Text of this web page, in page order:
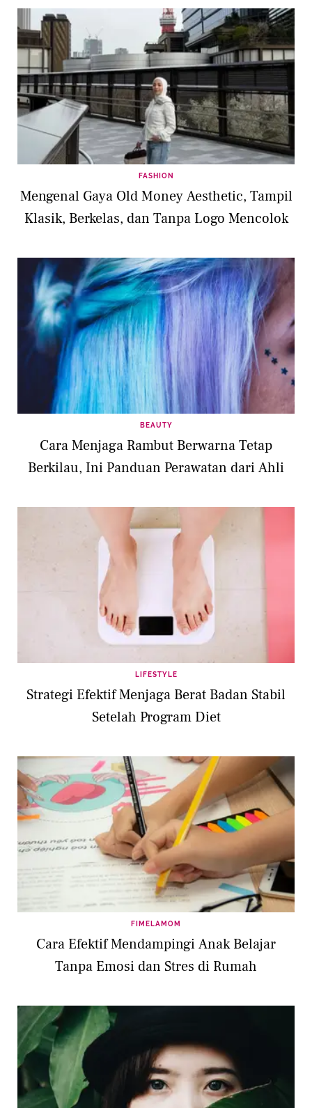
FASHION
Mengenal Gaya Old Money Aesthetic, Tampil
Klasik, Berkelas, dan Tanpa Logo Mencolok
BEAUTY
Cara Menjaga Rambut Berwarna Tetap
Berkilau, Ini Panduan Perawatan dari Ahli
LIFESTYLE
Strategi Efektif Menjaga Berat Badan Stabil
Setelah Program Diet
FIMELAMOM
Cara Efektif Mendampingi Anak Belajar
Tanpa Emosi dan Stres di Rumah